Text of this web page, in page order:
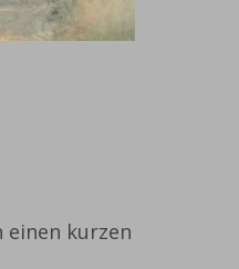
einen kurzen